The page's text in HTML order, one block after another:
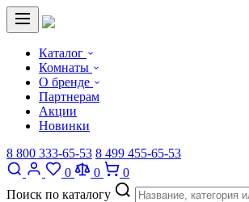
Каталог
Комнаты
О бренде
Партнерам
Акции
Новинки
8 800 333-65-53 8 499 455-65-53
0
0
0
Поиск по каталогу